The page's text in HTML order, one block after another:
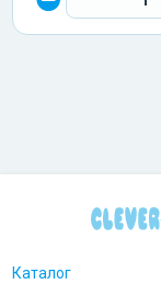
Каталог